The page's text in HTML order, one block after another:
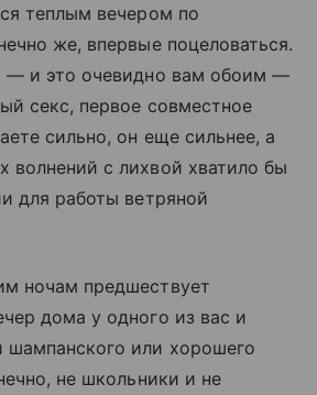
теплым вечером по
же, впервые поцеловаться.
— и это очевидно вам обоим —
секс, первое совместное
сильно, он еще сильнее, а
волнений с лихвой хватило бы
для работы ветряной
ночам предшествует
дома у одного из вас и
шампанского или хорошего
не школьники и не